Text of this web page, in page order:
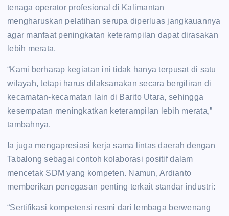
tenaga operator profesional di Kalimantan
mengharuskan pelatihan serupa diperluas jangkauannya
agar manfaat peningkatan keterampilan dapat dirasakan
lebih merata.
“Kami berharap kegiatan ini tidak hanya terpusat di satu
wilayah, tetapi harus dilaksanakan secara bergiliran di
kecamatan-kecamatan lain di Barito Utara, sehingga
kesempatan meningkatkan keterampilan lebih merata,”
tambahnya.
Ia juga mengapresiasi kerja sama lintas daerah dengan
Tabalong sebagai contoh kolaborasi positif dalam
mencetak SDM yang kompeten. Namun, Ardianto
memberikan penegasan penting terkait standar industri:
“Sertifikasi kompetensi resmi dari lembaga berwenang